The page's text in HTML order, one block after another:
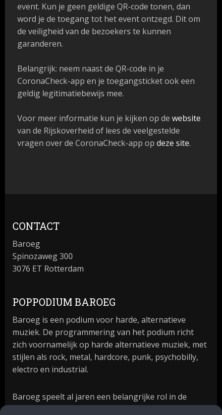
event. Kun je geen geldige QR-code tonen, dan
word je de toegang tot het event ontzegd. Dit om
de veiligheid van de bezoekers te kunnen
garanderen.
Belangrijk: neem naast de QR-code in je
CoronaCheck-app en je toegangsticket ook een
geldig legitimatiebewijs mee.
Voor meer informatie kun je kijken op de website
van de Rijskoverheid of lees de veelgestelde
vragen over de CoronaCheck-app op deze site.
CONTACT
Baroeg
Spinozaweg 300
3076 ET Rotterdam
POPPODIUM BAROEG
Baroeg is een podium voor harde, alternatieve
muziek. De programmering van het podium richt
zich voornamelijk op harde alternatieve muziek, met
stijlen als rock, metal, hardcore, punk, psychobilly,
electro en industrial.
Baroeg speelt al jaren een belangrijke rol in de